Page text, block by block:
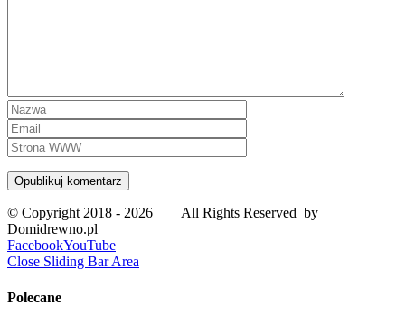
© Copyright 2018 - 2026 | All Rights Reserved by
Domidrewno.pl
FacebookYouTube
Close Sliding Bar Area
Polecane